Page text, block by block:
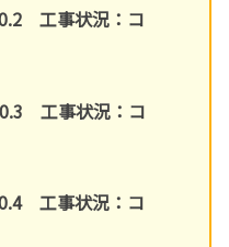
工事状況：コ
工事状況：コ
工事状況：コ